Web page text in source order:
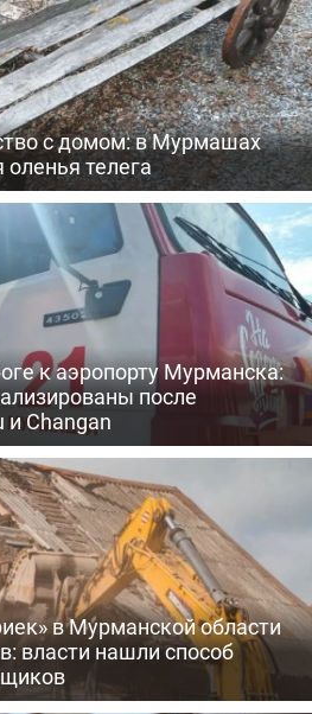
с домом: в Мурмашах
оленья телега
к аэропорту Мурманска:
после
и Changan
в Мурманской области
власти нашли способ